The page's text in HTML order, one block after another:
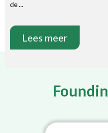
de ...
Lees meer